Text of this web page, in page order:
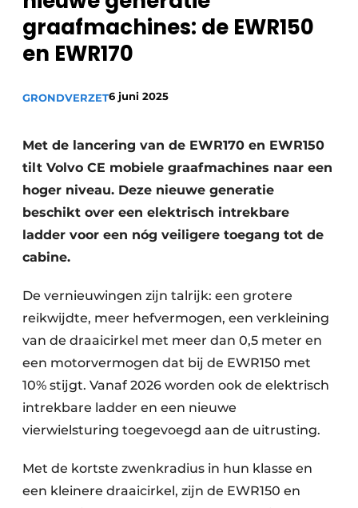
Privacy / Cookie statement
Vacature aanmelden
Vacatures
graafmachines: de EWR150
en EWR170
GRONDVERZET6 juni 2025
Met de lancering van de EWR170 en EWR150
tilt Volvo CE mobiele graafmachines naar een
hoger niveau. Deze nieuwe generatie
beschikt over een elektrisch intrekbare
ladder voor een nóg veiligere toegang tot de
cabine.
De vernieuwingen zijn talrijk: een grotere
reikwijdte, meer hefvermogen, een verkleining
van de draaicirkel met meer dan 0,5 meter en
een motorvermogen dat bij de EWR150 met
10% stijgt. Vanaf 2026 worden ook de elektrisch
intrekbare ladder en een nieuwe
vierwielsturing toegevoegd aan de uitrusting.
Met de kortste zwenkradius in hun klasse en
een kleinere draaicirkel, zijn de EWR150 en